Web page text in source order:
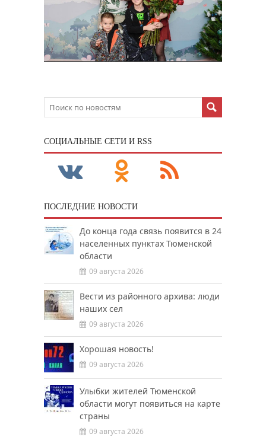
CОЦИАЛЬНЫЕ СЕТИ И RSS
ПОСЛЕДНИЕ НОВОСТИ
До конца года связь появится в 24
населенных пунктах Тюменской
области
09 августа 2026
Вести из районного архива: люди
наших сел
09 августа 2026
Хорошая новость!
09 августа 2026
Улыбки жителей Тюменской
области могут появиться на карте
страны
09 августа 2026